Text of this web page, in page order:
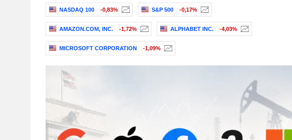
NASDAQ 100 -0,83% S&P 500 -0,17%
AMAZON.COM, INC. -1,72% ALPHABET INC. -4,03%
MICROSOFT CORPORATION -1,09%